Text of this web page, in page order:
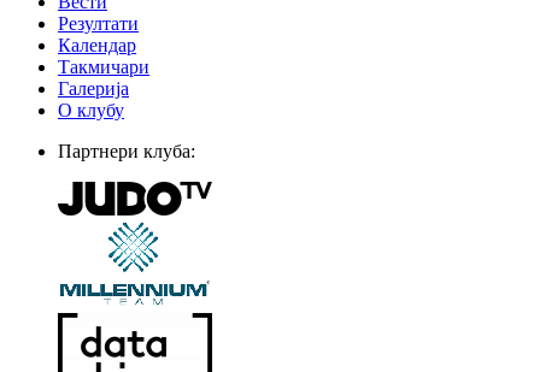
Резултати
Календар
Такмичари
Галерија
О клубу
Партнери клуба: